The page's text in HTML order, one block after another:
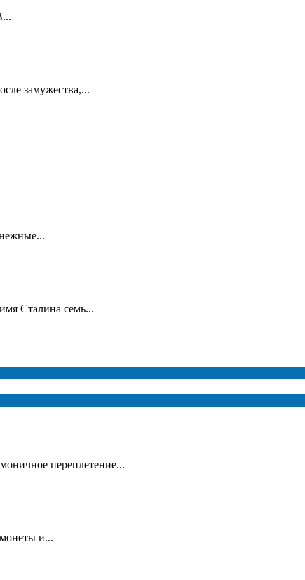
замужества,...
Сталина семь...
переплетение...
и...